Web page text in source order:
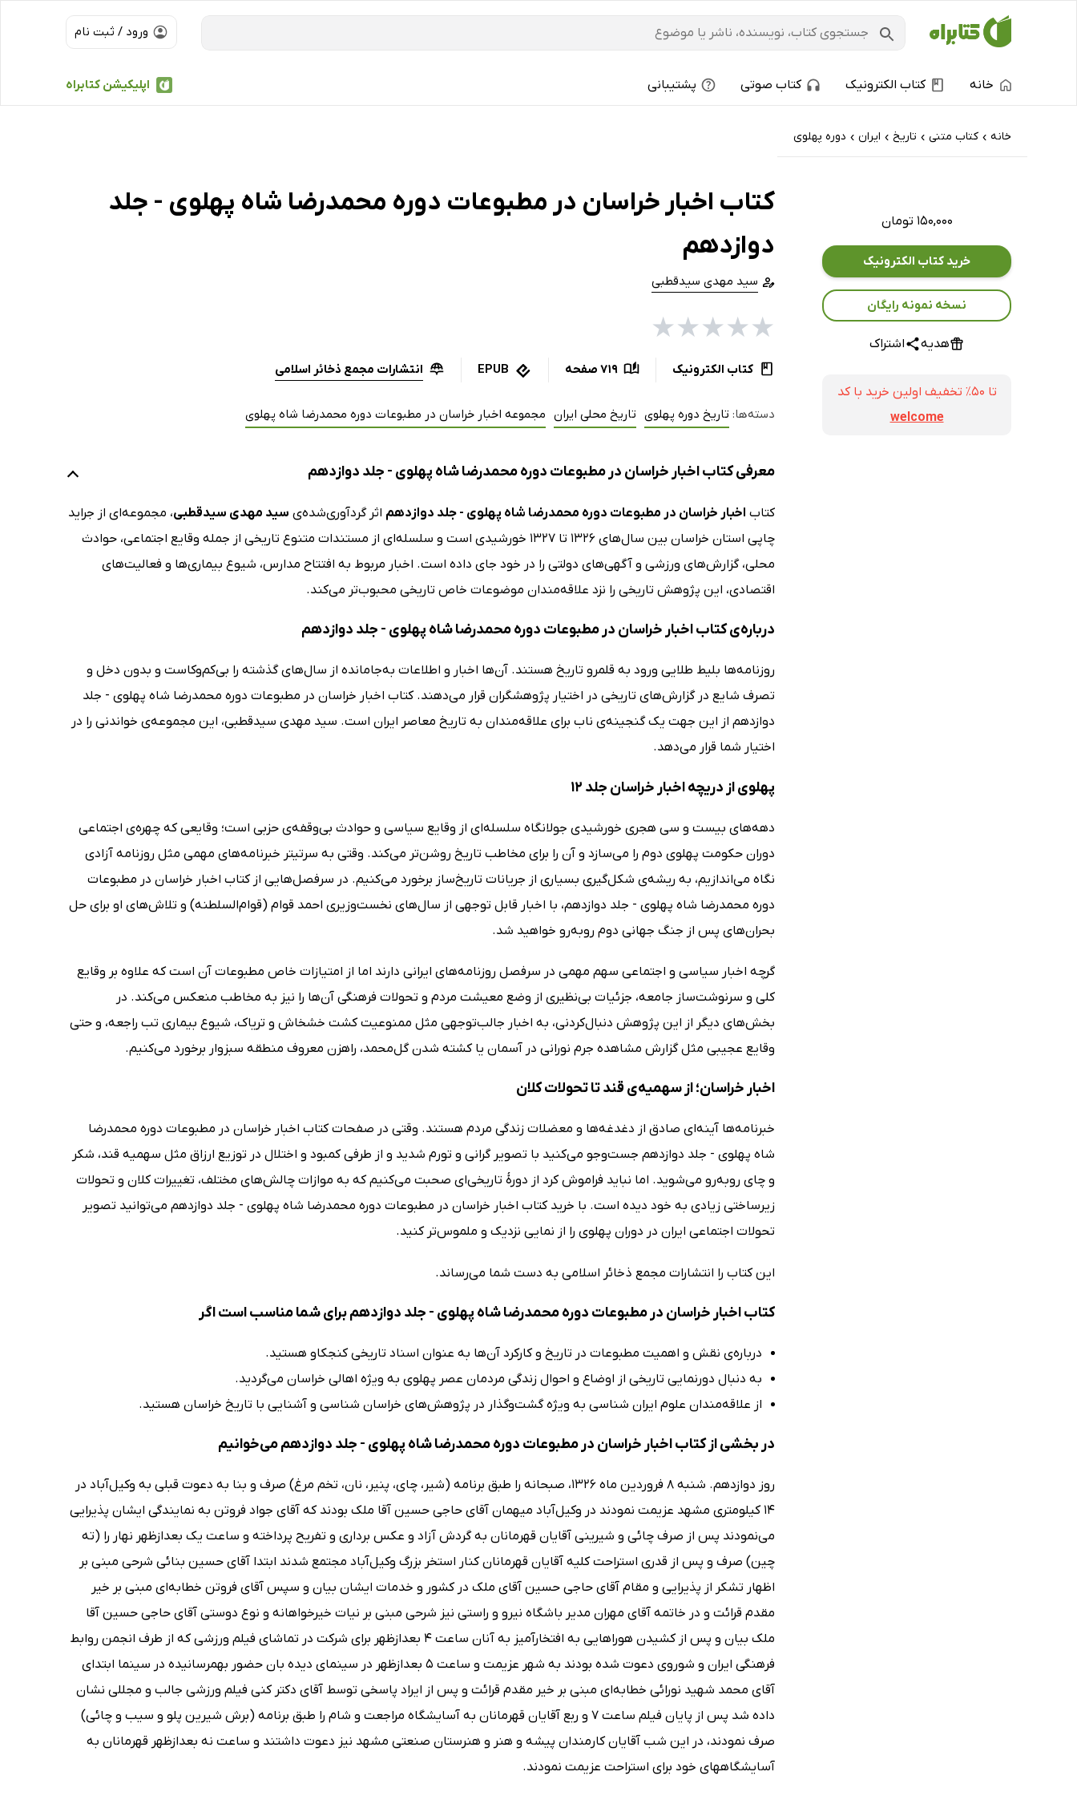
ورود / ثبت نام
اپلیکیشن کتابراه خانه کتاب الکترونیک کتاب صوتی پشتیبانی
خانه › کتاب‌ متنی › تاریخ › ایران › دوره پهلوی
۱۵۰,۰۰۰ تومان
خرید کتاب الکترونیک
نسخه نمونه رایگان
هدیه اشتراک
تا ۵۰٪ تخفیف اولین خرید با کد
welcome
کتاب اخبار خراسان در مطبوعات دوره محمدرضا شاه پهلوی - جلد
دوازدهم
سید مهدی سیدقطبی
★
★
★
★
★
کتاب الکترونیک 719 صفحه EPUB انتشارات مجمع ذخائر اسلامی
دسته‌ها: تاریخ دوره پهلوی تاریخ محلی ایران مجموعه اخبار خراسان در مطبوعات دوره محمدرضا شاه پهلوی
معرفی کتاب اخبار خراسان در مطبوعات دوره محمدرضا شاه پهلوی - جلد دوازدهم
کتاب اخبار خراسان در مطبوعات دوره محمدرضا شاه پهلوی - جلد دوازدهم اثر گردآوری‌شده‌ی سید مهدی سیدقطبی، مجموعه‌ای از جراید
چاپی استان خراسان بین سال‌های 1326 تا 1327 خورشیدی است و سلسله‌ای از مستندات متنوع تاریخی از جمله وقایع اجتماعی، حوادث
محلی، گزارش‌های ورزشی و آگهی‌های دولتی را در خود جای داده است. اخبار مربوط به افتتاح مدارس، شیوع بیماری‌ها و فعالیت‌های
اقتصادی، این پژوهش تاریخی را نزد علاقه‌مندان موضوعات خاص تاریخی محبوب‌تر می‌کند.
درباره‌ی کتاب اخبار خراسان در مطبوعات دوره محمدرضا شاه پهلوی - جلد دوازدهم
روزنامه‌ها بلیط طلایی ورود به قلمرو تاریخ هستند. آن‌ها اخبار و اطلاعات به‌جامانده از سال‌های گذشته را بی‌کم‌وکاست و بدون دخل و
تصرف شایع در گزارش‌های تاریخی در اختیار پژوهشگران قرار می‌دهند. کتاب اخبار خراسان در مطبوعات دوره محمدرضا شاه پهلوی - جلد
دوازدهم از این جهت یک گنجینه‌ی ناب برای علاقه‌مندان به تاریخ معاصر ایران است. سید مهدی سیدقطبی، این مجموعه‌ی خواندنی را در
اختیار شما قرار می‌دهد.
پهلوی از دریچه اخبار خراسان جلد 12
دهه‌های بیست و سی هجری خورشیدی جولانگاه سلسله‌ای از وقایع سیاسی و حوادث بی‌وقفه‌ی حزبی است؛ وقایعی که چهره‌ی اجتماعی
دوران حکومت پهلوی دوم را می‌سازد و آن را برای مخاطب تاریخ روشن‌تر می‌کند. وقتی به سرتیتر خبرنامه‌های مهمی مثل روزنامه آزادی
نگاه می‌اندازیم، به ریشه‌ی شکل‌گیری بسیاری از جریانات تاریخ‌ساز برخورد می‌کنیم. در سرفصل‌هایی از کتاب اخبار خراسان در مطبوعات
دوره محمدرضا شاه پهلوی - جلد دوازدهم، با اخبار قابل توجهی از سال‌های نخست‌وزیری احمد قوام (قوام‌السلطنه) و تلاش‌های او برای حل
بحران‌های پس از جنگ جهانی دوم روبه‌رو خواهید شد.
گرچه اخبار سیاسی و اجتماعی سهم مهمی در سرفصل روزنامه‌های ایرانی دارند اما از امتیازات خاص مطبوعات آن است که علاوه بر وقایع
کلی و سرنوشت‌ساز جامعه، جزئیات بی‌نظیری از وضع معیشت مردم و تحولات فرهنگی آن‌ها را نیز به مخاطب منعکس می‌کند. در
بخش‌های دیگر از این پژوهش دنبال‌کردنی، به اخبار جالب‌توجهی مثل ممنوعیت کشت خشخاش و تریاک، شیوع بیماری تب راجعه، و حتی
وقایع عجیبی مثل گزارش مشاهده جرم نورانی در آسمان یا کشته شدن گل‌محمد، راهزن معروف منطقه سبزوار برخورد می‌کنیم.
اخبار خراسان؛ از سهمیه‌ی قند تا تحولات کلان
خبرنامه‌ها آینه‌ای صادق از دغدغه‌ها و معضلات زندگی مردم هستند. وقتی در صفحات کتاب اخبار خراسان در مطبوعات دوره محمدرضا
شاه پهلوی - جلد دوازدهم جست‌وجو می‌کنید با تصویر گرانی و تورم شدید و از طرفی کمبود و اختلال در توزیع ارزاق مثل سهمیه قند، شکر
و چای روبه‌رو می‌شوید. اما نباید فراموش کرد از دورهٔ تاریخی‌ای صحبت می‌کنیم که به موازات چالش‌های مختلف، تغییرات کلان و تحولات
زیرساختی زیادی به خود دیده است. با خرید کتاب اخبار خراسان در مطبوعات دوره محمدرضا شاه پهلوی - جلد دوازدهم می‌توانید تصویر
تحولات اجتماعی ایران در دوران پهلوی را از نمایی نزدیک و ملموس‌تر کنید.
این کتاب را انتشارات مجمع ذخائر اسلامی به دست شما می‌رساند.
کتاب اخبار خراسان در مطبوعات دوره محمدرضا شاه پهلوی - جلد دوازدهم برای شما مناسب است اگر
درباره‌ی نقش و اهمیت مطبوعات در تاریخ و کارکرد آن‌ها به عنوان اسناد تاریخی کنجکاو هستید.
به دنبال دورنمایی تاریخی از اوضاع و احوال زندگی مردمان عصر پهلوی به ویژه اهالی خراسان می‌گردید.
از علاقه‌مندان علوم ایران شناسی به ویژه گشت‌وگذار در پژوهش‌های خراسان شناسی و آشنایی با تاریخ خراسان هستید.
در بخشی از کتاب اخبار خراسان در مطبوعات دوره محمدرضا شاه پهلوی - جلد دوازدهم می‌خوانیم
روز دوازدهم. شنبه 8 فروردین ماه 1326، صبحانه را طبق برنامه (شیر، چای، پنیر، نان، تخم مرغ) صرف و بنا به دعوت قبلی به وکیل‌آباد در
14 کیلومتری مشهد عزیمت نمودند در وکیل‌آباد میهمان آقای حاجی حسین آقا ملک بودند که آقای جواد فروتن به نمایندگی ایشان پذیرایی
می‌نمودند پس از صرف چائی و شیرینی آقایان قهرمانان به گردش آزاد و عکس برداری و تفریح پرداخته و ساعت یک بعدازظهر نهار را (ته
چین) صرف و پس از قدری استراحت کلیه آقایان قهرمانان کنار استخر بزرگ وکیل‌آباد مجتمع شدند ابتدا آقای حسین بنائی شرحی مبنی بر
اظهار تشکر از پذیرایی و مقام آقای حاجی حسین آقای ملک در کشور و خدمات ایشان بیان و سپس آقای فروتن خطابه‌ای مبنی بر خیر
مقدم قرائت و در خاتمه آقای مهران مدیر باشگاه نیرو و راستی نیز شرحی مبنی بر نیات خیرخواهانه و نوع دوستی آقای حاجی حسین آقا
ملک بیان و پس از کشیدن هوراهایی به افتخارآمیز به آنان ساعت 4 بعدازظهر برای شرکت در تماشای فیلم ورزشی که از طرف انجمن روابط
فرهنگی ایران و شوروی دعوت شده بودند به شهر عزیمت و ساعت 5 بعدازظهر در سینمای دیده بان حضور بهمرسانیده در سینما ابتدای
آقای محمد شهید نورائی خطابه‌ای مبنی بر خیر مقدم قرائت و پس از ایراد پاسخی توسط آقای دکتر کنی فیلم ورزشی جالب و مجللی نشان
داده شد پس از پایان فیلم ساعت 7 و ربع آقایان قهرمانان به آسایشگاه مراجعت و شام را طبق برنامه (برش شیرین پلو و سیب و چائی)
صرف نمودند، در این شب آقایان کارمندان پیشه و هنر و هنرستان صنعتی مشهد نیز دعوت داشتند و ساعت نه بعدازظهر قهرمانان به
آسایشگاههای خود برای استراحت عزیمت نمودند.